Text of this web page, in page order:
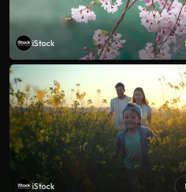
iStock
iStock